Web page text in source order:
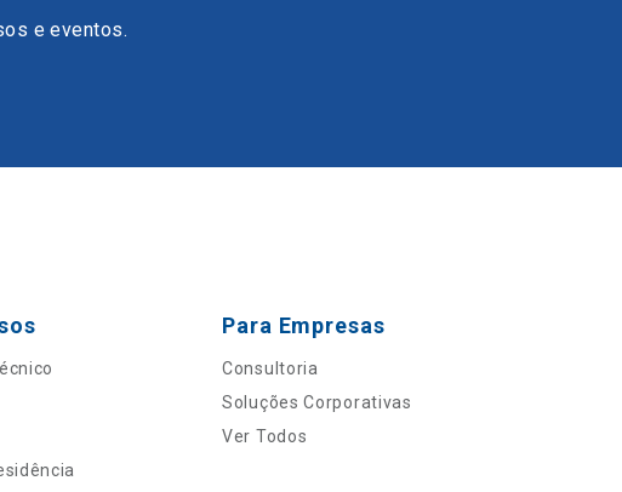
e eventos.
Para Empresas
Consultoria
Soluções Corporativas
Ver Todos